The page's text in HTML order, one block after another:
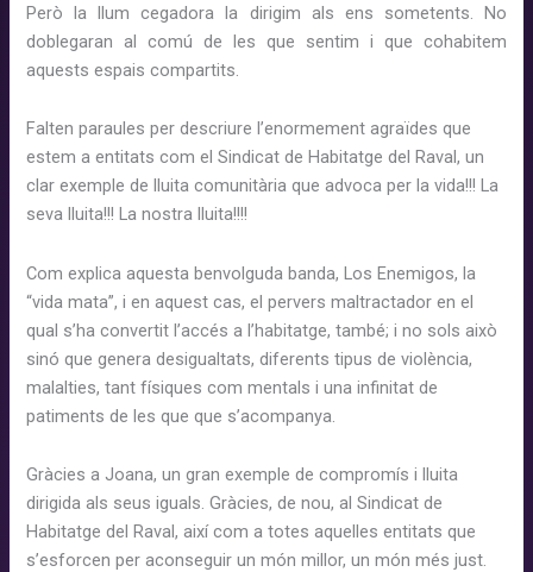
Però la llum cegadora la dirigim als ens sometents. No
doblegaran al comú de les que sentim i que cohabitem
aquests espais compartits.
Falten paraules per descriure l’enormement agraïdes que
estem a entitats com el Sindicat de Habitatge del Raval, un
clar exemple de lluita comunitària que advoca per la vida!!! La
seva lluita!!! La nostra lluita!!!!
Com explica aquesta benvolguda banda, Los Enemigos, la
“vida mata”, i en aquest cas, el pervers maltractador en el
qual s’ha convertit l’accés a l’habitatge, també; i no sols això
sinó que genera desigualtats, diferents tipus de violència,
malalties, tant físiques com mentals i una infinitat de
patiments de les que que s’acompanya.
Gràcies a Joana, un gran exemple de compromís i lluita
dirigida als seus iguals. Gràcies, de nou, al Sindicat de
Habitatge del Raval, així com a totes aquelles entitats que
s’esforcen per aconseguir un món millor, un món més just.